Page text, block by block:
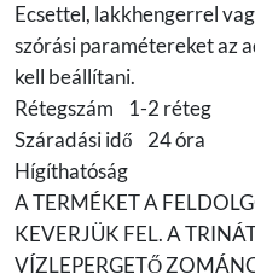
Ecsettel, lakkhengerrel
szórási paramétereket az
kell beállítani.
Rétegszám 1-2 réteg
Száradási idő 24 óra
Hígíthatóság
A TERMÉKET A
KEVERJÜK FEL. A
VÍZLEPERGETŐ